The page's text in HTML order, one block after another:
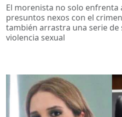
El morenista no solo enfrenta
presuntos nexos con el
también arrastra una serie
violencia sexual